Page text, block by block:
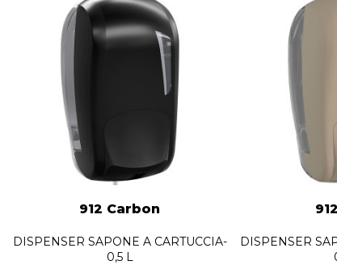
912 Carbon
DISPENSER SAPONE A CARTUCCIA-
0,5 L
DISPENSER